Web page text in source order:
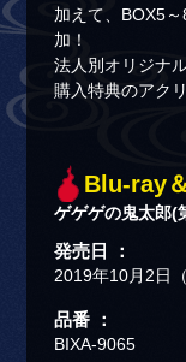
加えて、BOX5
加！
法人別オリジナ
購入特典のアク
Blu-ray
ゲゲゲの鬼太郎
発売日 ：
2019年10月2日（
品番 ：
BIXA-9065